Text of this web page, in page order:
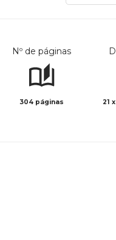
Nº de páginas
304 páginas 21